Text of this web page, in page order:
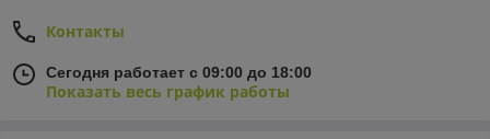
Контакты
Сегодня работает с 09:00 до 18:00
Показать весь график работы